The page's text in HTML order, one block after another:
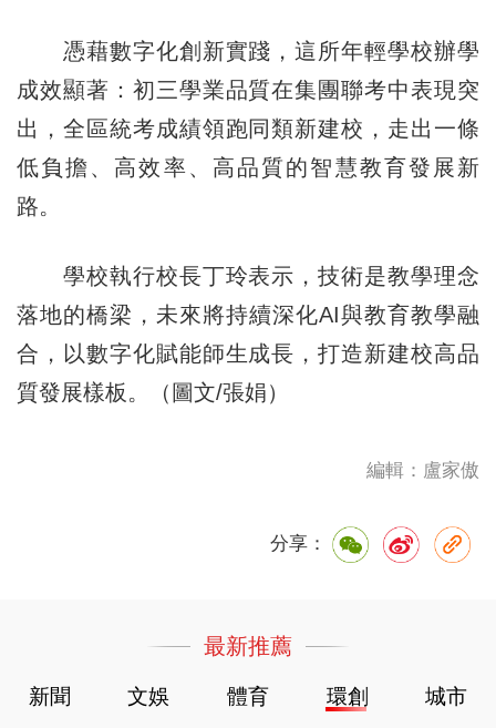
憑藉數字化創新實踐，這所年輕學校辦學
成效顯著：初三學業品質在集團聯考中表現突
出，全區統考成績領跑同類新建校，走出一條
低負擔、高效率、高品質的智慧教育發展新
路。
學校執行校長丁玲表示，技術是教學理念
落地的橋梁，未來將持續深化AI與教育教學融
合，以數字化賦能師生成長，打造新建校高品
質發展樣板。（圖文/張娟）
編輯：盧家傲
分享：
最新推薦
新聞 文娛 體育 環創 城市